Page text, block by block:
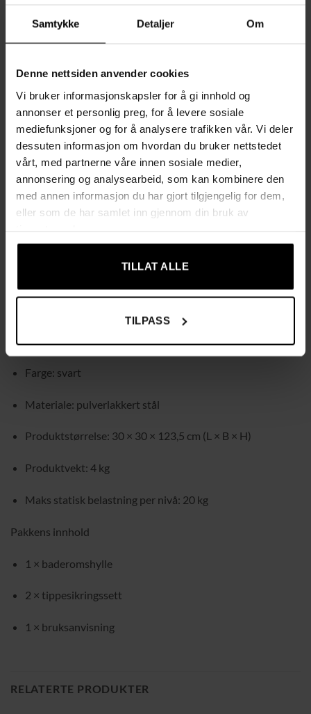
Samtykke Detaljer Om
Denne nettsiden anvender cookies
Vi bruker informasjonskapsler for å gi innhold og
annonser et personlig preg, for å levere sosiale
mediefunksjoner og for å analysere trafikken vår. Vi deler
dessuten informasjon om hvordan du bruker nettstedet
vårt, med partnerne våre innen sosiale medier,
annonsering og analysearbeid, som kan kombinere den
med annen informasjon du har gjort tilgjengelig for dem,
eller som de har samlet inn gjennom din bruk av
TILLAT ALLE
TILPASS
Stabil og robust konstruksjon i pulverlakkert stål der
hvert nivå tåler opptil 20 kg
Justerbare hyller i høyden slik at du kan tilpasse
avstanden etter tingene dine – fra små håndklær til større
flasker
Gjennomtenkte detaljer: 4 justerbare føtter for bedre
stabilitet, lett-rengjorte PP-plater som hindrer småting i å
falle gjennom, samt avtakbare kroker til f.eks. badesvamp
Verktøyfri montering og fleksibelt design som er enkelt å
Spray Test i 100 timer av SGS (rapportnr.
GZIN1910056020MR-01), noe som gjør den ekstra godt
Spesifikasjoner
Farge: svart
Materiale: pulverlakkert stål
Produktstørrelse: 30 × 30 × 123,5 cm (L × B × H)
Produktvekt: 4 kg
Maks statisk belastning per nivå: 20 kg
Pakkens innhold
1 × baderomshylle
2 × tippesikringssett
1 × bruksanvisning
RELATERTE PRODUKTER